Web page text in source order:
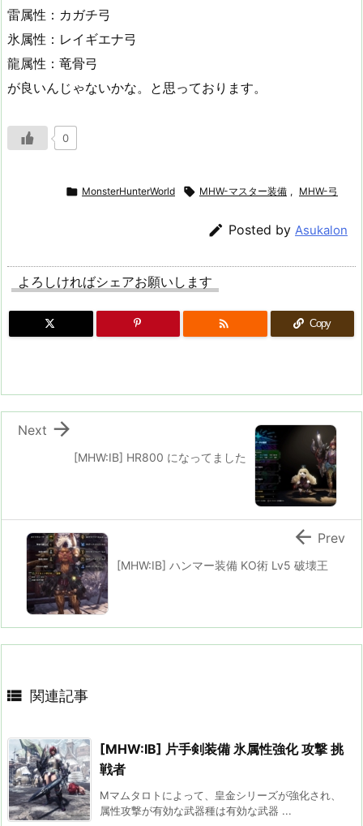
雷属性：カガチ弓
氷属性：レイギエナ弓
龍属性：竜骨弓
が良いんじゃないかな。と思っております。
0
 MonsterHunterWorld  MHW-マスター装備 , MHW-弓
 Posted by Asukalon
よろしければシェアお願いします
 Copy
[MHW:IB] HR800 になってました

Next
[MHW:IB] ハンマー装備 KO術 Lv5 破壊王
 Prev
 関連記事
[MHW:IB] 片手剣装備 氷属性強化 攻撃 挑
戦者
Mマムタロトによって、皇金シリーズが強化され、
属性攻撃が有効な武器種は有効な武器 ...